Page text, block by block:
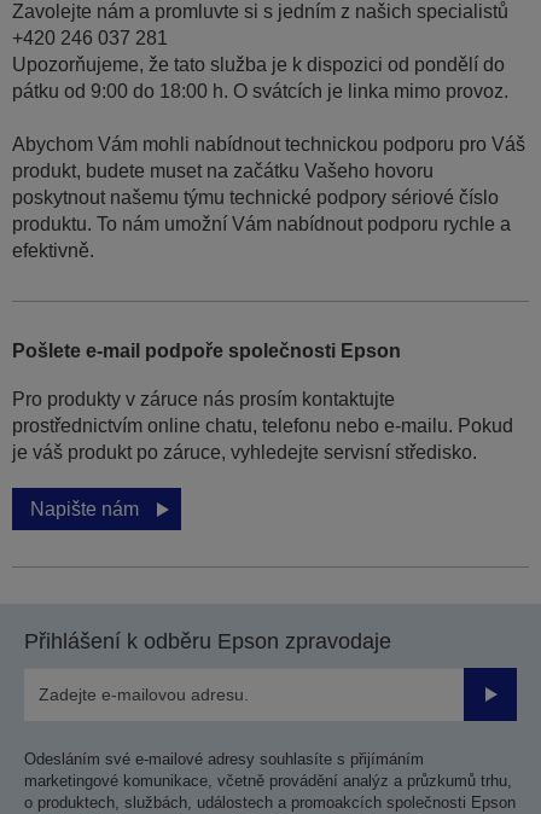
Zavolejte nám a promluvte si s jedním z našich specialistů
+420 246 037 281
Upozorňujeme, že tato služba je k dispozici od pondělí do
pátku od 9:00 do 18:00 h. O svátcích je linka mimo provoz.
Abychom Vám mohli nabídnout technickou podporu pro Váš
produkt, budete muset na začátku Vašeho hovoru
poskytnout našemu týmu technické podpory sériové číslo
produktu. To nám umožní Vám nabídnout podporu rychle a
efektivně.
Pošlete e-mail podpoře společnosti Epson
Pro produkty v záruce nás prosím kontaktujte
prostřednictvím online chatu, telefonu nebo e-mailu. Pokud
je váš produkt po záruce, vyhledejte servisní středisko.
Napište nám
Přihlášení k odběru Epson zpravodaje
Odesláním své e-mailové adresy souhlasíte s přijímáním
marketingové komunikace, včetně provádění analýz a průzkumů trhu,
o produktech, službách, událostech a promoakcích společnosti Epson